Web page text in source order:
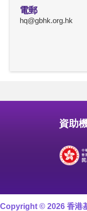
電郵
hq@gbhk.org.hk
資助
Copyright © 2026 香港